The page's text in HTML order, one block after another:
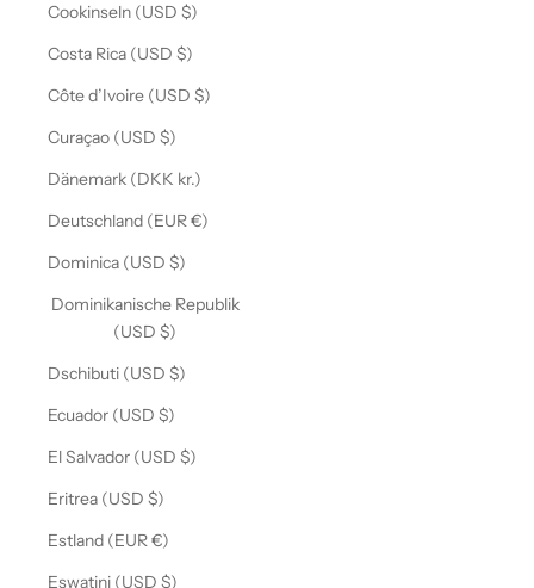
Cookinseln (USD $)
Costa Rica (USD $)
Côte d’Ivoire (USD $)
Curaçao (USD $)
Dänemark (DKK kr.)
Deutschland (EUR €)
Dominica (USD $)
Dominikanische Republik
(USD $)
Dschibuti (USD $)
Ecuador (USD $)
El Salvador (USD $)
Eritrea (USD $)
Estland (EUR €)
Eswatini (USD $)